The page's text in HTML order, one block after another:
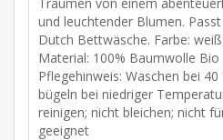
und leuchtender Blumen.
Dutch Bettwäsche. Farbe:
Material: 100% Baumwolle
Pflegehinweis: Waschen bei 40
bügeln bei niedriger
reinigen; nicht bleichen; nicht
geeignet